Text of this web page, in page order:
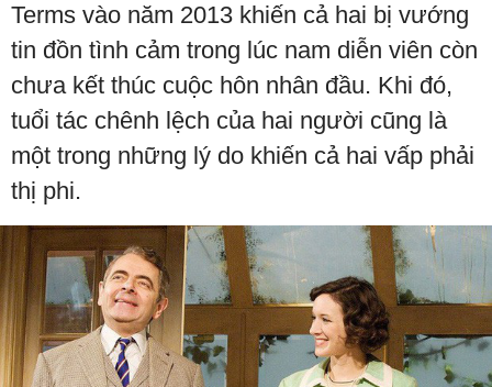
Terms vào năm 2013 khiến cả hai bị vướng
tin đồn tình cảm trong lúc nam diễn viên còn
chưa kết thúc cuộc hôn nhân đầu. Khi đó,
tuổi tác chênh lệch của hai người cũng là
một trong những lý do khiến cả hai vấp phải
thị phi.